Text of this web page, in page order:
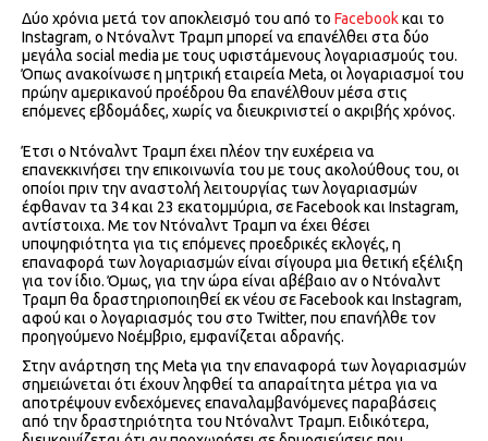
Δύο χρόνια μετά τον αποκλεισμό του από το Facebookκαι το
Instagram, o Ντόναλντ Τραμπ μπορεί να επανέλθει στα δύο
μεγάλα social media με τους υφιστάμενους λογαριασμούς του.
Όπως ανακοίνωσε η μητρική εταιρεία Meta, οι λογαριασμοί του
πρώην αμερικανού προέδρου θα επανέλθουν μέσα στις
επόμενες εβδομάδες, χωρίς να διευκρινιστεί ο ακριβής χρόνος.
Έτσι ο Ντόναλντ Τραμπ έχει πλέον την ευχέρεια να
επανεκκινήσει την επικοινωνία του με τους ακολούθους του, οι
οποίοι πριν την αναστολή λειτουργίας των λογαριασμών
έφθαναν τα 34 και 23 εκατομμύρια, σε Facebook και Instagram,
αντίστοιχα. Με τον Ντόναλντ Τραμπ να έχει θέσει
υποψηφιότητα για τις επόμενες προεδρικές εκλογές, η
επαναφορά των λογαριασμών είναι σίγουρα μια θετική εξέλιξη
για τον ίδιο. Όμως, για την ώρα είναι αβέβαιο αν ο Ντόναλντ
Τραμπ θα δραστηριοποιηθεί εκ νέου σε Facebook και Instagram,
αφού και o λογαριασμός του στο Twitter, που επανήλθε τον
προηγούμενο Νοέμβριο, εμφανίζεται αδρανής.
Στην ανάρτηση της Meta για την επαναφορά των λογαριασμών
σημειώνεται ότι έχουν ληφθεί τα απαραίτητα μέτρα για να
αποτρέψουν ενδεχόμενες επαναλαμβανόμενες παραβάσεις
από την δραστηριότητα του Ντόναλντ Τραμπ. Ειδικότερα,